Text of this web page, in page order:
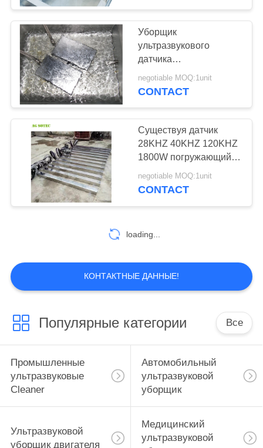
Уборщик
ультразвукового
датчика
погружающийся
нержавеющей стали
negotiable MOQ:1unit
CONTACT
Существуя датчик
28KHZ 40KHZ 120KHZ
1800W погружающийся
танка ультразвуковой
negotiable MOQ:1unit
CONTACT
loading...
КОНТАКТНЫЕ ДАННЫЕ!
Популярные категории Все
Промышленные
ультразвуковые
Cleaner
Автомобильный
ультразвуковой
уборщик
Ультразвуковой
уборщик двигателя
Медицинский
ультразвуковой